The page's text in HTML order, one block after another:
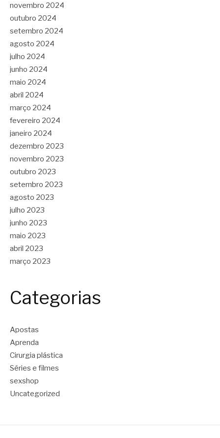
novembro 2024
outubro 2024
setembro 2024
agosto 2024
julho 2024
junho 2024
maio 2024
abril 2024
março 2024
fevereiro 2024
janeiro 2024
dezembro 2023
novembro 2023
outubro 2023
setembro 2023
agosto 2023
julho 2023
junho 2023
maio 2023
abril 2023
março 2023
Categorias
Apostas
Aprenda
Cirurgia plástica
Séries e filmes
sexshop
Uncategorized